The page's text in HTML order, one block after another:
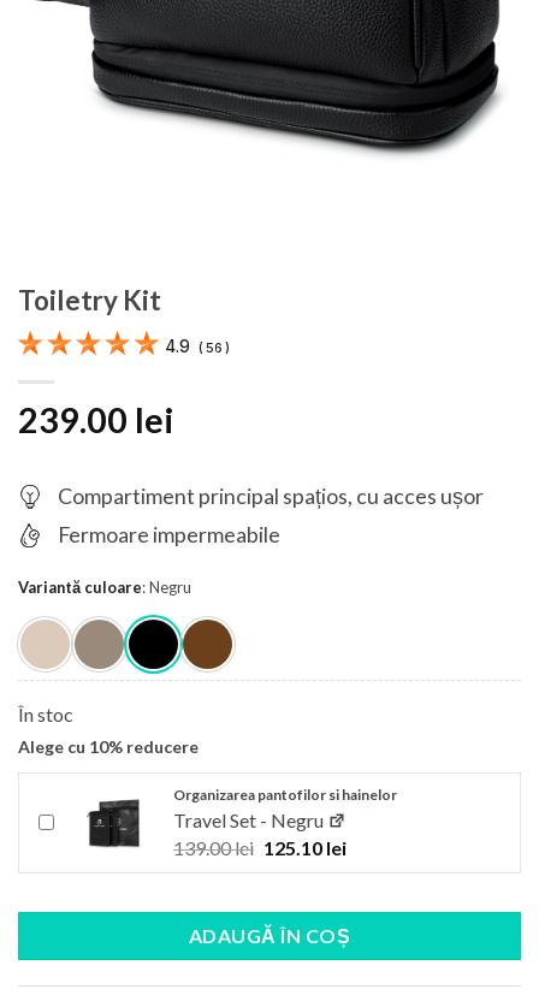
Toiletry Kit
4.9 (56 )
239.00 lei
Compartiment principal spațios, cu acces ușor
Fermoare impermeabile
Variantă culoare:Negru
În stoc
Alege cu 10% reducere
Add also “Travel Set - Negru” to cart
Organizarea pantofilor si hainelor
Travel Set - Negru
139.00lei Prețul
139.00 lei.
125.10 leiPrețul
ADAUGĂ ÎN COȘ